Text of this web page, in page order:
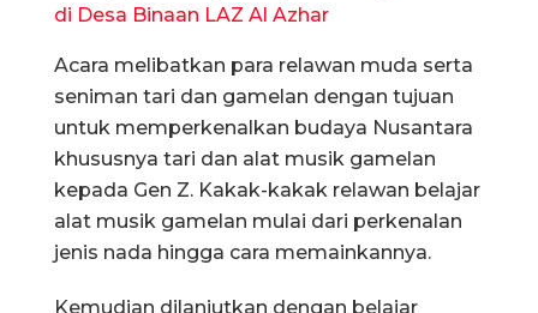
di Desa Binaan LAZ Al Azhar
Acara melibatkan para relawan muda serta
seniman tari dan gamelan dengan tujuan
untuk memperkenalkan budaya Nusantara
khususnya tari dan alat musik gamelan
kepada Gen Z. Kakak-kakak relawan belajar
alat musik gamelan mulai dari perkenalan
jenis nada hingga cara memainkannya.
Kemudian dilanjutkan dengan belajar